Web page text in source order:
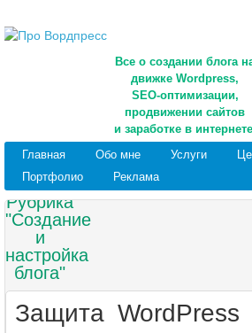
Все о создании блога
движке Wordpress,
SEO-оптимизации,
продвижении сайтов
и заработке в
Главная
Обо мне Услуги
Портфолио
Реклама
Рубрика
"Создание
и
настройка
блога"
Защита WordPress